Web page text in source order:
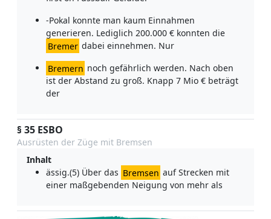
-Pokal konnte man kaum Einnahmen
generieren. Lediglich 200.000 € konnten die
Bremer dabei einnehmen. Nur
Bremern noch gefährlich werden. Nach oben
ist der Abstand zu groß. Knapp 7 Mio € beträgt
der
§ 35 ESBO
Ausrüsten der Züge mit Bremsen
Inhalt
ässig.(5) Über das Bremsen auf Strecken mit
einer maßgebenden Neigung von mehr als